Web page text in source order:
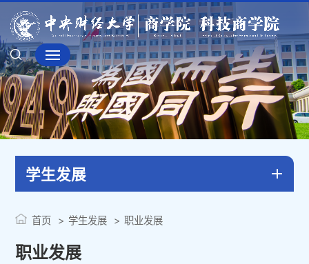
学生发展
职业发展
首页 学生发展 职业发展